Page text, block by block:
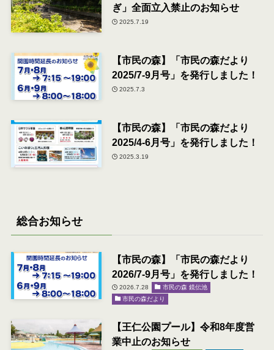
ぎ」全面立入禁止のお知らせ
2025.7.19
【市民の森】「市民の森だより
2025/7-9月号」を発行しました！
2025.7.3
【市民の森】「市民の森だより
2025/4-6月号」を発行しました！
2025.3.19
総合お知らせ
【市民の森】「市民の森だより
2026/7-9月号」を発行しました！
2026.7.28
市民の森 鏡伝池
市民の森だより
【王仁公園プール】令和8年度営
業中止のお知らせ